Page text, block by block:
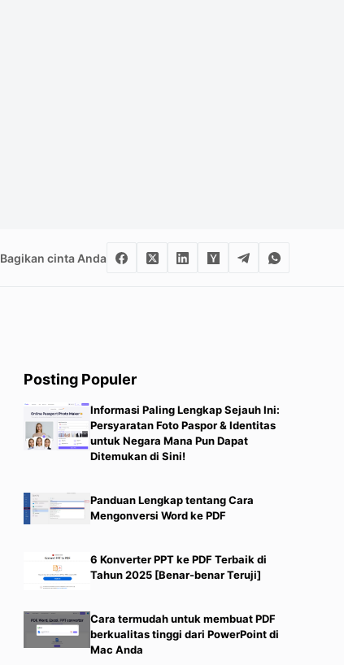
Bagikan cinta Anda
Posting Populer
Informasi Paling Lengkap Sejauh Ini:
Persyaratan Foto Paspor & Identitas
untuk Negara Mana Pun Dapat
Ditemukan di Sini!
Panduan Lengkap tentang Cara
Mengonversi Word ke PDF
6 Konverter PPT ke PDF Terbaik di
Tahun 2025 [Benar-benar Teruji]
Cara termudah untuk membuat PDF
berkualitas tinggi dari PowerPoint di
Mac Anda